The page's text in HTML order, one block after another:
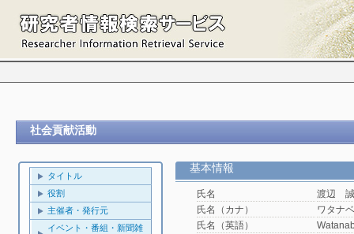
社会貢献活動
タイトル
役割
主催者・発行元
イベント・番組・新聞雑
基本情報
氏名
渡辺
氏名（カナ）
ワタナ
氏名（英語）